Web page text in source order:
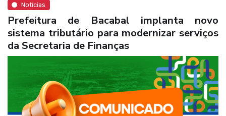
Notícias
Prefeitura de Bacabal implanta novo
sistema tributário para modernizar serviços
da Secretaria de Finanças